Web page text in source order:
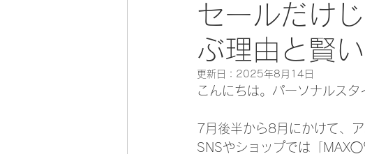
セールだけ
ぶ理由と賢
更新日： 2025年8月14日
こんにちは。パーソナルスタ
7月後半から8月にかけて、
SNSやショップでは「